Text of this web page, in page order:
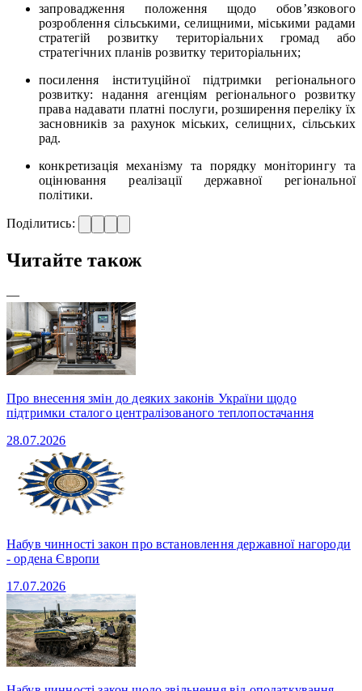
запровадження положення щодо обов’язкового
розроблення сільськими, селищними, міськими радами
стратегій розвитку територіальних громад або
стратегічних планів розвитку територіальних;
посилення інституційної підтримки регіонального
розвитку: надання агенціям регіонального розвитку
права надавати платні послуги, розширення переліку їх
засновників за рахунок міських, селищних, сільських
рад.
конкретизація механізму та порядку моніторингу та
оцінювання реалізації державної регіональної
політики.
Поділитись:
Читайте також
—
Про внесення змін до деяких законів України щодо
підтримки сталого централізованого теплопостачання
28.07.2026
Набув чинності закон про встановлення державної нагороди
- ордена Європи
17.07.2026